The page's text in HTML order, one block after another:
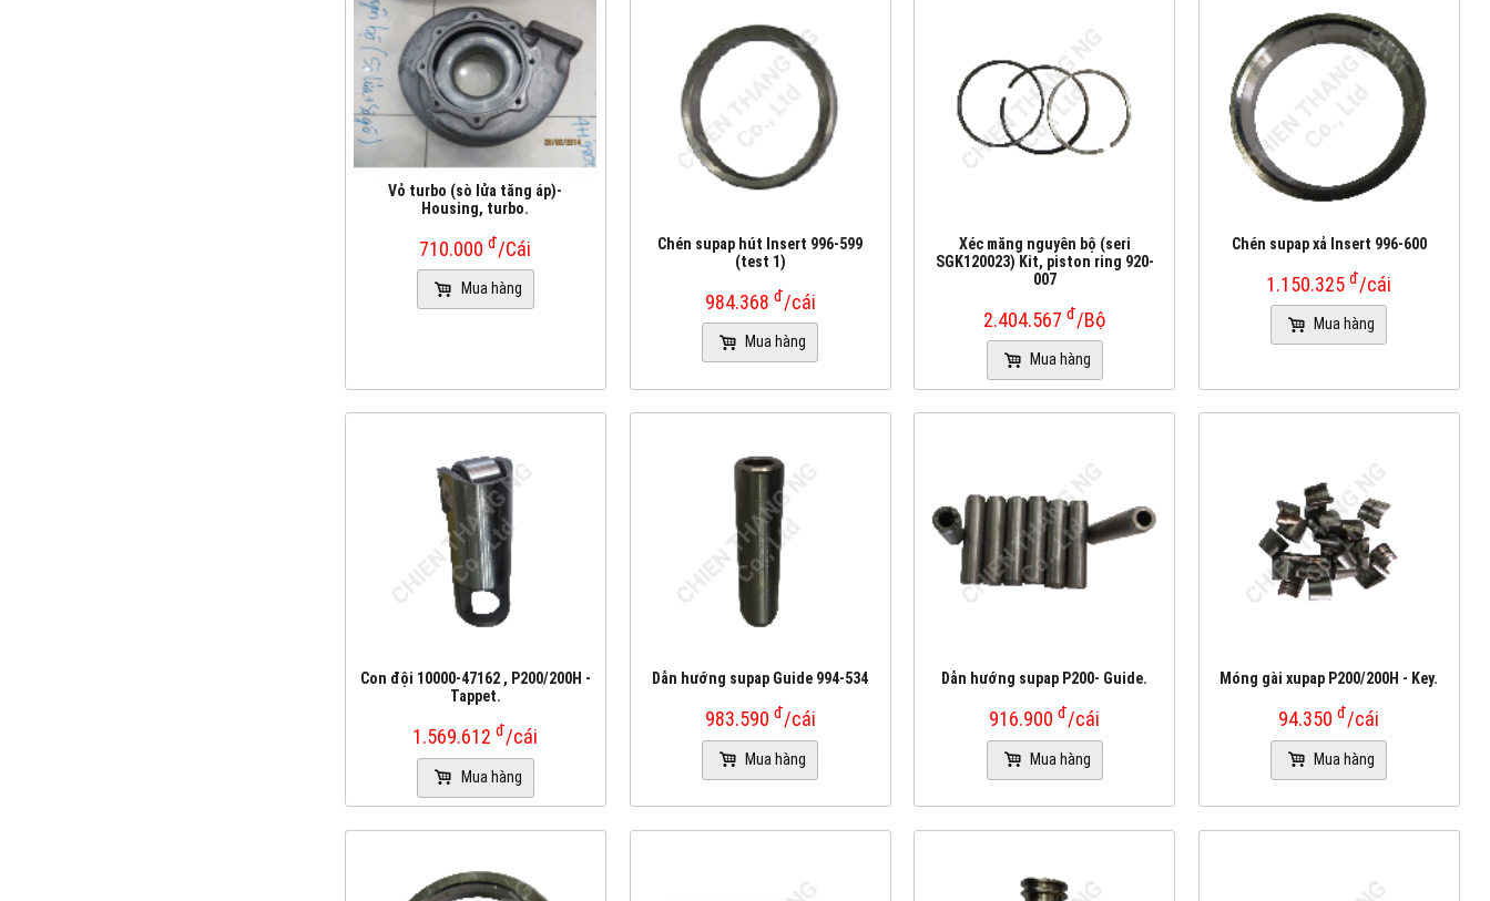
Vỏ turbo (sò lửa tăng áp)-
Housing, turbo.
710.000đ/Cái
Mua hàng
Chén supap hút Insert 996-599
(test 1)
984.368 đ/cái
Mua hàng
Xéc măng nguyên bộ (seri
SGK120023) Kit, piston ring 920-
007
2.404.567đ/Bộ
Mua hàng
Chén supap xả Insert 996-600
1.150.325đ/cái
Mua hàng
Con đội 10000-47162 , P200/200H -
Tappet.
1.569.612đ/cái
Mua hàng
Dẫn hướng supap Guide 994-534
983.590 đ/cái
Mua hàng
Dẫn hướng supap P200- Guide.
916.900đ/cái
Mua hàng
Móng gài xupap P200/200H - Key.
94.350đ/cái
Mua hàng